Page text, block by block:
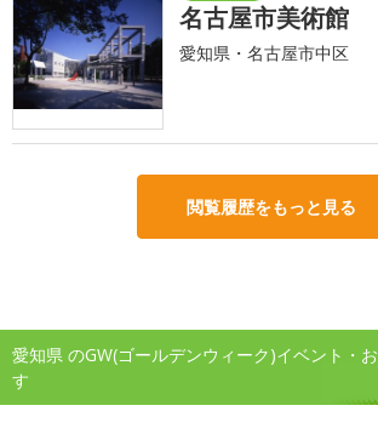
名古屋市美術館
愛知県・名古屋市中区
閲覧履歴をもっと見る
愛知県 のGW(ゴールデンウィーク)イベント・
す